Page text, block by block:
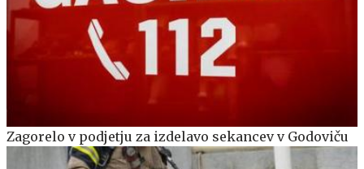
Zagorelo v podjetju za izdelavo sekancev v Godoviču